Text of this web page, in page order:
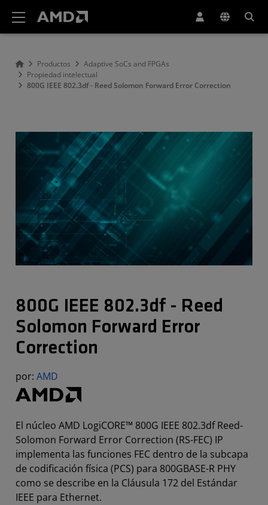
Productos
Adaptive SoCs and FPGAs
Propiedad intelectual
800G IEEE 802.3df - Reed Solomon Forward Error Correction
800G IEEE 802.3df - Reed
Solomon Forward Error
Correction
por: AMD
El núcleo AMD LogiCORE™ 800G IEEE 802.3df Reed-
Solomon Forward Error Correction (RS-FEC) IP
implementa las funciones FEC dentro de la subcapa
de codificación física (PCS) para 800GBASE-R PHY
como se describe en la Cláusula 172 del Estándar
IEEE para Ethernet.